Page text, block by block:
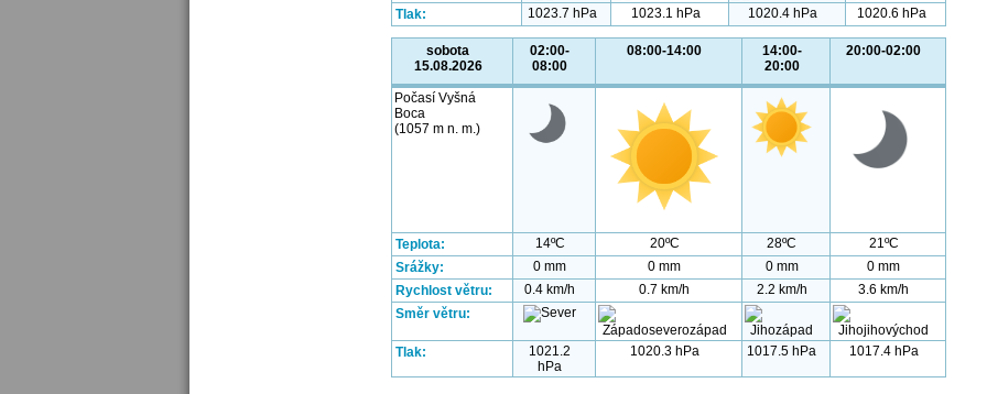
Tlak:
1023.7 hPa 1023.1 hPa 1020.4 hPa 1020.6 hPa
sobota
15.08.2026
02:00-
08:00
08:00-14:00
14:00-
20:00
20:00-02:00
Počasí Vyšná
Boca
(1057 m n. m.)
Teplota: 14ºC 20ºC 28ºC
21ºC
Srážky:
0 mm 0 mm 0 mm
0 mm
Rychlost větru:
0.4 km/h 0.7 km/h 2.2 km/h
3.6 km/h
Směr větru:
Tlak:
1021.2
hPa
1020.3 hPa 1017.5 hPa 1017.4 hPa